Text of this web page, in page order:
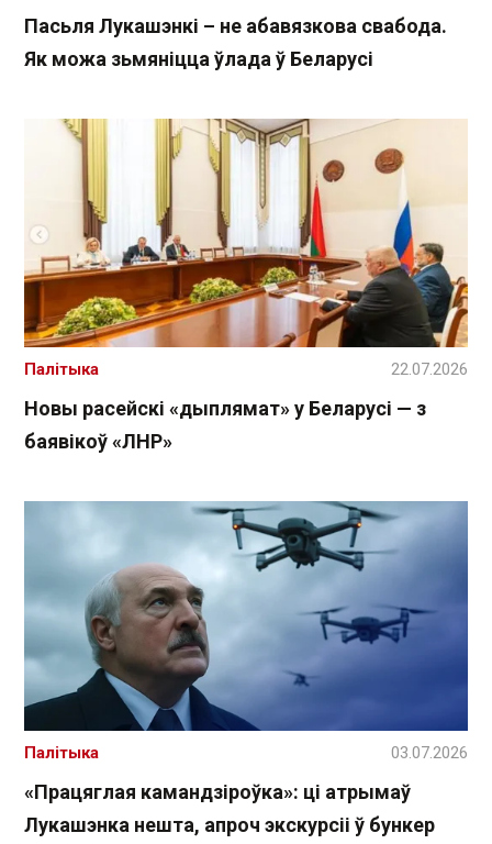
Пасьля Лукашэнкі – не абавязкова свабода.
Як можа зьмяніцца ўлада ў Беларусі
Новы расейскі «дыплямат» у Беларусі — з
баявікоў «ЛНР»
Палітыка 22.07.2026
«Працяглая камандзіроўка»: ці атрымаў
Лукашэнка нешта, апроч экскурсіі ў бункер
Палітыка 03.07.2026